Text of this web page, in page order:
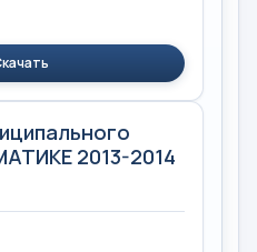
2013-2014